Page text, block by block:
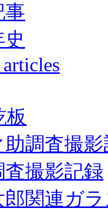
事
板
助調査撮
撮影記録
郎関連ガ